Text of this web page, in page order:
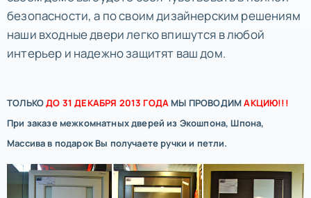
безопасности, а по своим дизайнерским решениям
наши входные двери легко впишутся в любой
интерьер и надежно защитят ваш дом.
ТОЛЬКОДО 31 ДЕКАБРЯ 2013 ГОДА МЫ ПРОВОДИМАКЦИЮ!!!
При заказе межкомнатных дверей из Экошпона, Шпона,
Массива в подарок Вы получаете ручки и петли.